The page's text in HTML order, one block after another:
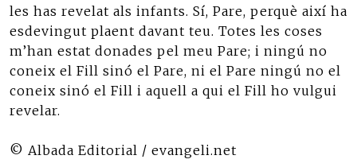
les has revelat als infants. Sí, Pare, perquè així ha
esdevingut plaent davant teu. Totes les coses
m’han estat donades pel meu Pare; i ningú no
coneix el Fill sinó el Pare, ni el Pare ningú no el
coneix sinó el Fill i aquell a qui el Fill ho vulgui
revelar.
© Albada Editorial / evangeli.net